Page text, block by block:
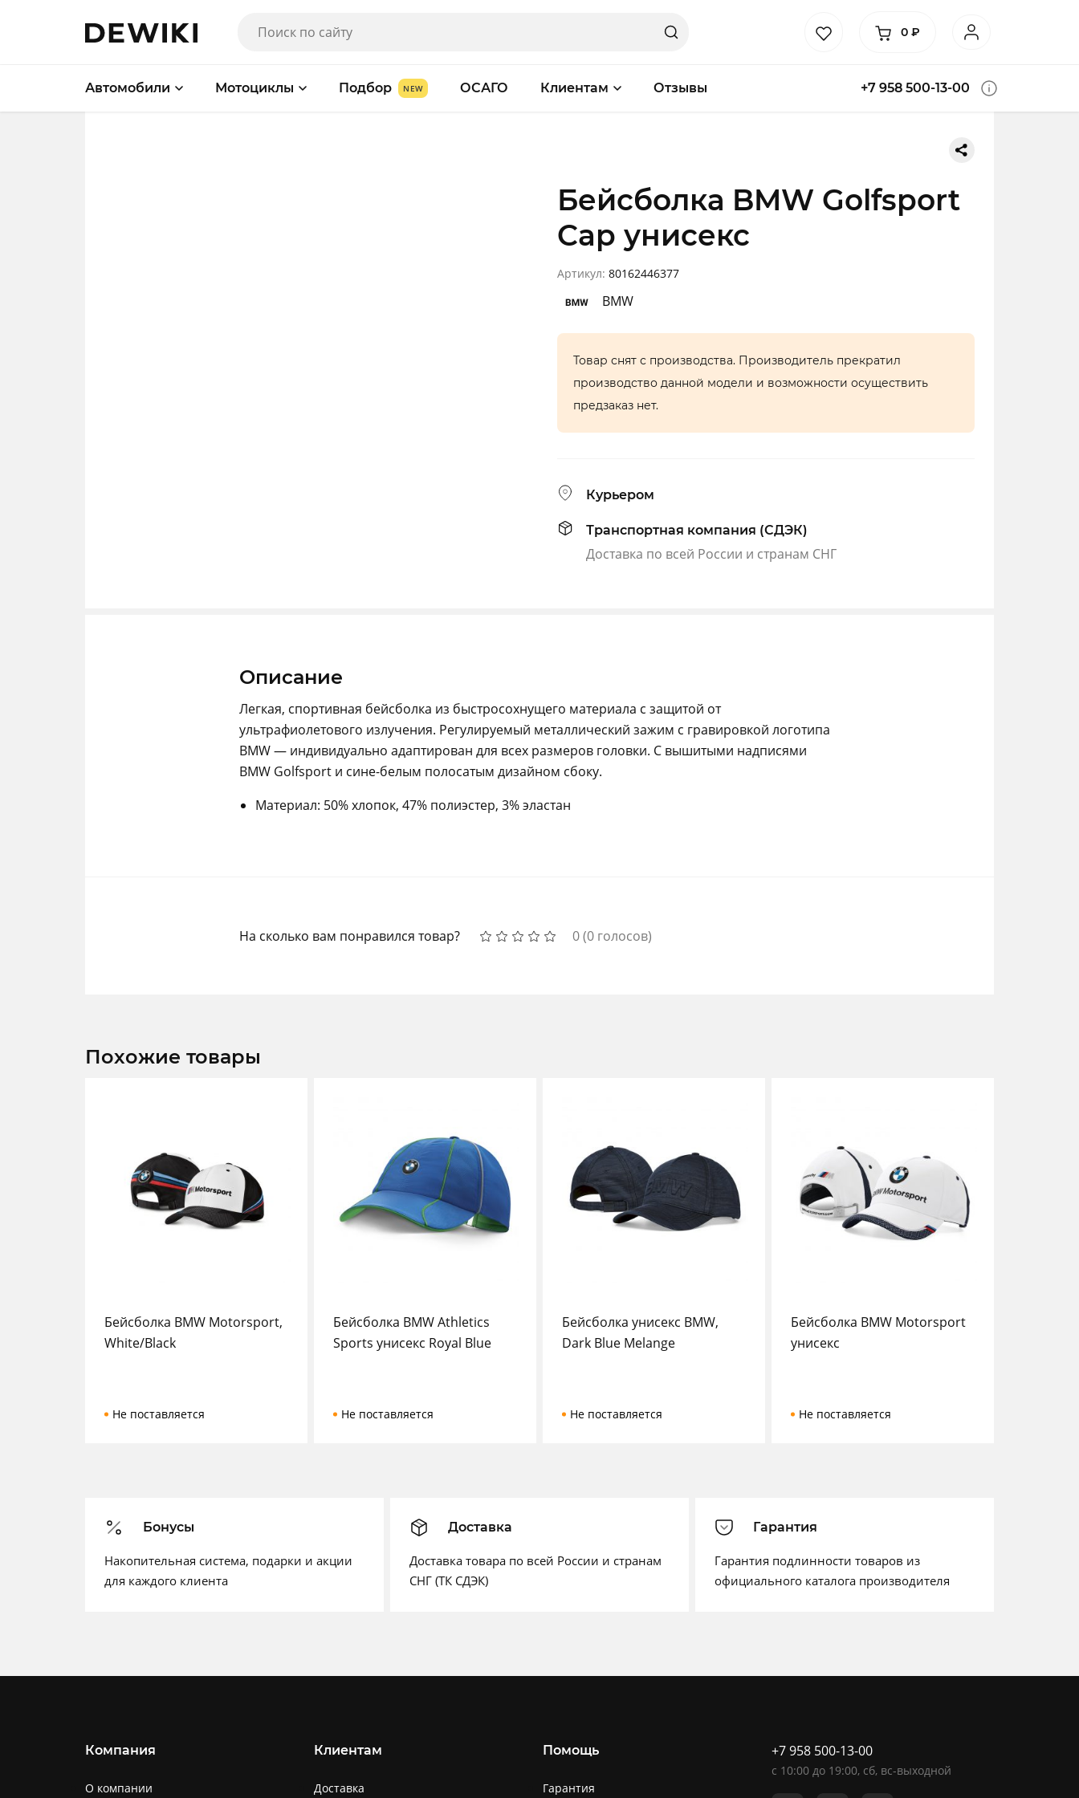
0 ₽
Автомобили Мотоциклы Подбор ОСАГО Клиентам Отзывы +7 958 500-13-00
Бейсболка BMW Golfsport
Cap унисекс
Артикул: 80162446377
BMW
Товар снят с производства. Производитель прекратил
производство данной модели и возможности осуществить
предзаказ нет.
Курьером
Транспортная компания (СДЭК)
Доставка по всей России и странам СНГ
Описание
Легкая, спортивная бейсболка из быстросохнущего материала с защитой от
ультрафиолетового излучения. Регулируемый металлический зажим с гравировкой логотипа
BMW — индивидуально адаптирован для всех размеров головки. С вышитыми надписями
BMW Golfsport и сине-белым полосатым дизайном сбоку.
Материал: 50% хлопок, 47% полиэстер, 3% эластан
На сколько вам понравился товар? 0(0 голосов)
Похожие товары
Бейсболка BMW Motorsport,
White/Black
Не поставляется
Бейсболка BMW Athletics
Sports унисекс Royal Blue
Не поставляется
Бейсболка унисекс BMW,
Dark Blue Melange
Не поставляется
Бейсболка BMW Motorsport
унисекс
Не поставляется
Бонусы
Накопительная система, подарки и акции
для каждого клиента
Доставка
Доставка товара по всей России и странам
СНГ (ТК СДЭК)
Гарантия
Гарантия подлинности товаров из
официального каталога производителя
Компания
О компании
Клиентам
Доставка
Помощь
Гарантия
+7 958 500-13-00
c 10:00 до 19:00, сб, вс-выходной